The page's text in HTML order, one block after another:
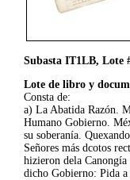
Subasta IT1LB, Lote
Lote de libro y
Consta de:
a) La Abatida Razón.
Humano Gobierno.
su soberanía.
Señores más dcotos
hizieron dela
dicho Gobierno: Pida